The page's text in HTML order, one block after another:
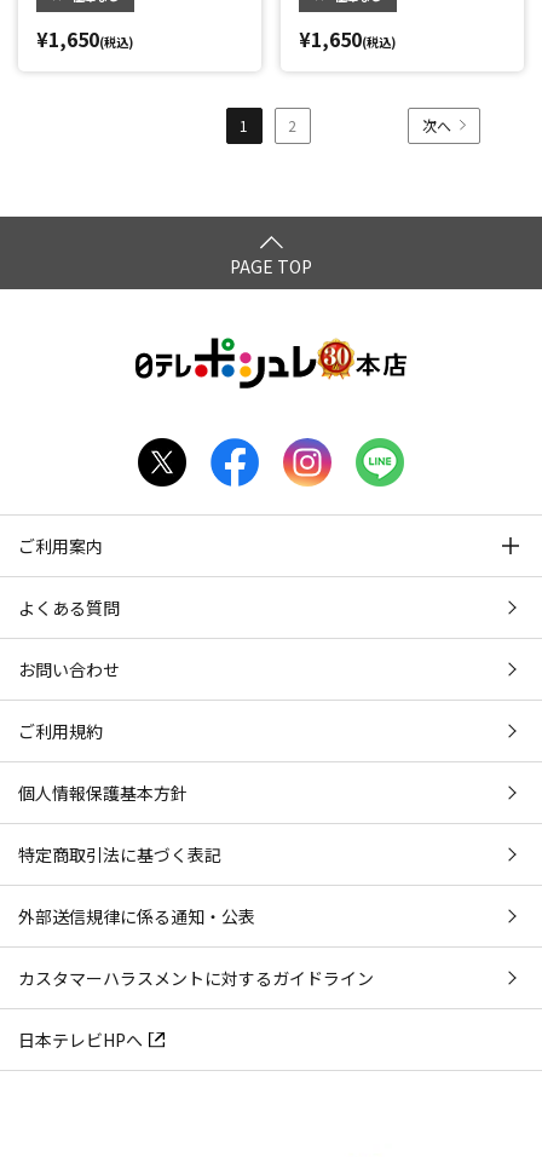
¥1,650(税込) ¥1,650(税込)
1 2 次へ
PAGE TOP
ご利用案内
よくある質問
お問い合わせ
ご利用規約
個人情報保護基本方針
特定商取引法に基づく表記
外部送信規律に係る通知・公表
カスタマーハラスメントに対するガイドライン
日本テレビHPへ